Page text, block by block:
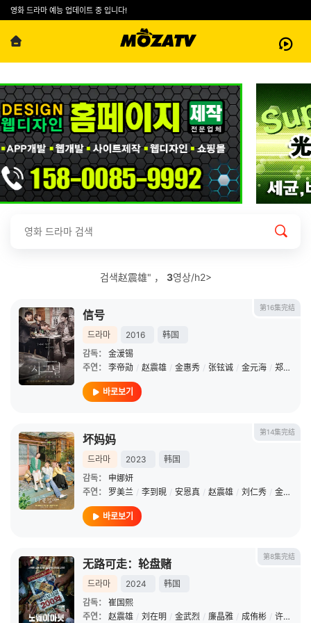
영화 드라마 예능 업데이트 중 입니다!
검색赵震雄" ， 3영상/h2>
第16集完结
信号
드라마 2016
韩国
감독：
金湲锡
주연：
李帝勋 / 赵震雄 / 金惠秀 / 张铉诚 / 金元海 / 郑涵妃
바로보기
第14集完结
坏妈妈
드라마 2023
韩国
감독：
申娜妍
주연：
罗美兰 / 李到晛 / 安恩真 / 赵震雄 / 刘仁秀 / 金元海
바로보기
第8集完结
无路可走：轮盘赌
드라마 2024
韩国
감독：
崔国熙
주연：
赵震雄 / 刘在明 / 金武烈 / 廉晶雅 / 成侑彬 / 许光汉